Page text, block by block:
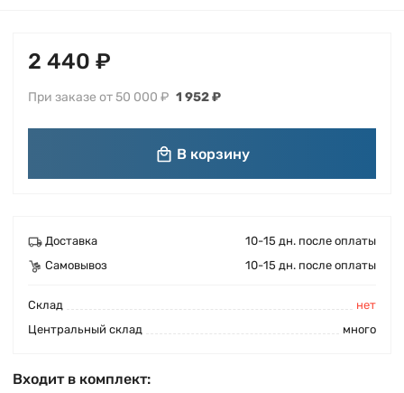
2 440 ₽
При заказе от 50 000 ₽ 1 952 ₽
В корзину
Доставка
10-15 дн. после оплаты
Самовывоз
10-15 дн. после оплаты
Cклад
нет
Центральный склад
много
Входит в комплект: